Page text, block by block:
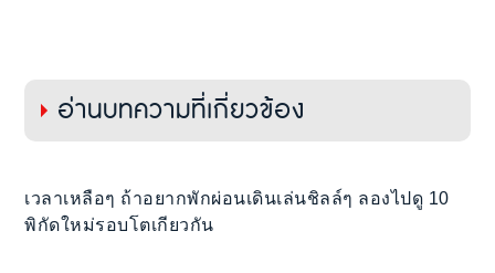
อ่านบทความที่เกี่ยวข้อง
เวลาเหลือๆ ถ้าอยากพักผ่อนเดินเล่นชิลล์ๆ ลองไปดู 10
พิกัดใหม่รอบโตเกียวกัน